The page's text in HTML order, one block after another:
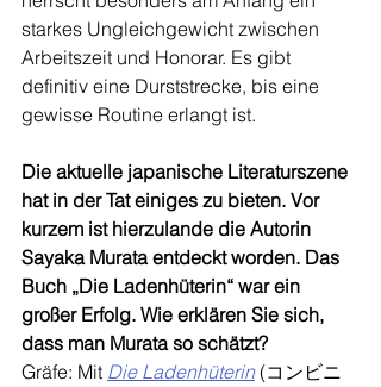
starkes Ungleichgewicht zwischen
Arbeitszeit und Honorar. Es gibt
definitiv eine Durststrecke, bis eine
gewisse Routine erlangt ist.
Die aktuelle japanische Literaturszene
hat in der Tat einiges zu bieten. Vor
kurzem ist hierzulande die Autorin
Sayaka Murata entdeckt worden. Das
Buch „Die Ladenhüterin“ war ein
großer Erfolg. Wie erklären Sie sich,
dass man Murata so schätzt?
Gräfe: Mit Die Ladenhüterin (コンビニ